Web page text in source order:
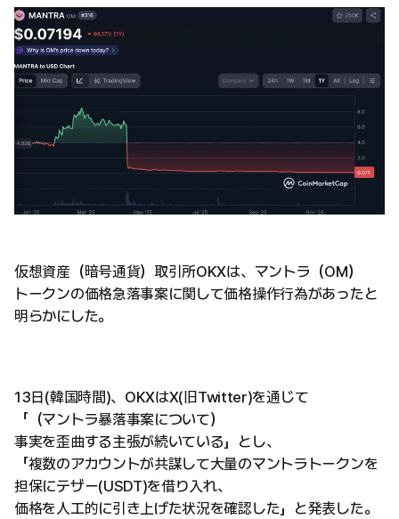
仮想資産（暗号通貨）取引所OKXは、マントラ（OM）
トークンの価格急落事案に関して価格操作行為があったと
明らかにした。
13日(韓国時間)、OKXはX(旧Twitter)を通じて
「（マントラ暴落事案について）
事実を歪曲する主張が続いている」とし、
「複数のアカウントが共謀して大量のマントラトークンを
担保にテザー(USDT)を借り入れ、
価格を人工的に引き上げた状況を確認した」と発表した。